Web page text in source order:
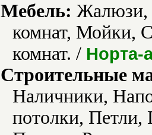
Мебель: Жалюзи,
комнат, Мойки,
комнат. / Норта-
Строительные
Наличники,
потолки,